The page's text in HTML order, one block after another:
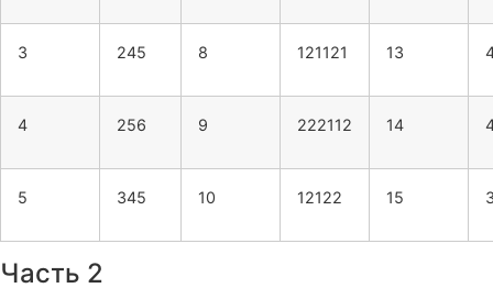
3 245 8 121121 13
4 256 9 222112 14
5 345 10 12122 15
Часть 2